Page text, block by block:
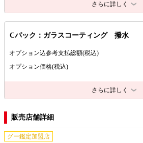
さらに詳しく
Cパック：ガラスコーティング 撥水
オプション込参考支払総額(税込)
オプション価格(税込)
さらに詳しく
販売店舗詳細
グー鑑定加盟店